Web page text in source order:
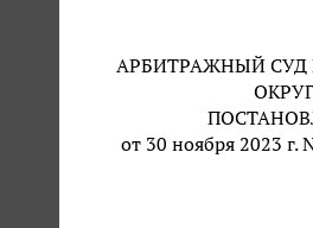
АРБИТРАЖНЫЙ СУД
от 30 ноября 2023